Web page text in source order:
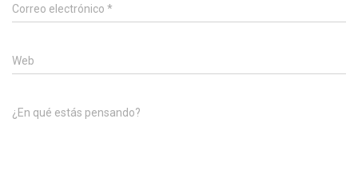
Correo electrónico *
Web
¿En qué estás pensando?